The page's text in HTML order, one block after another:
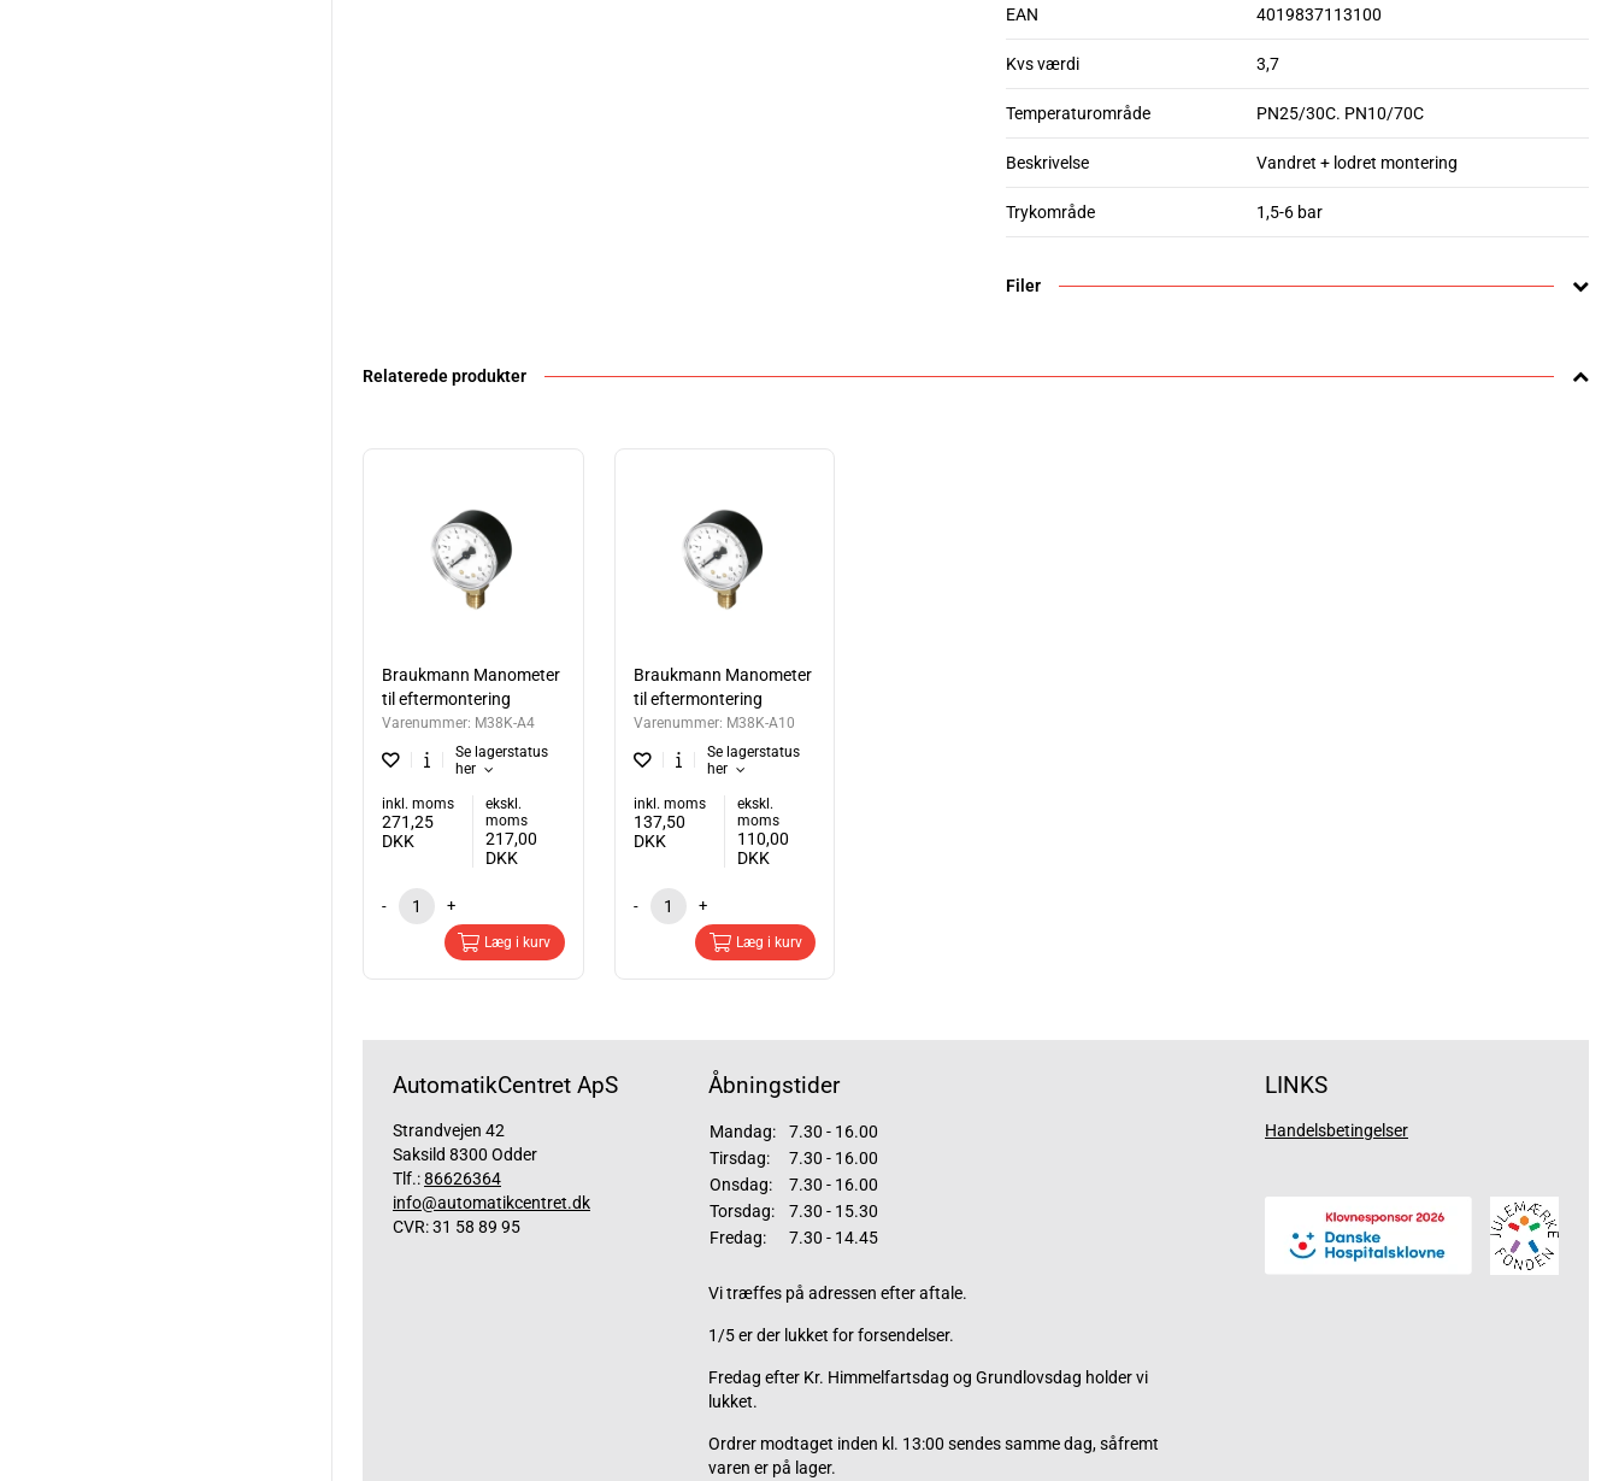
EAN 4019837113100
Kvs værdi 3,7
Temperaturområde PN25/30C. PN10/70C
Beskrivelse Vandret + lodret montering
Trykområde 1,5-6 bar
Filer
Relaterede produkter
Braukmann Manometer
til eftermontering
Varenummer: M38K-A4
Se lagerstatus
her
inkl. moms
271,25
DKK
ekskl.
moms
217,00
DKK
- +
Læg i kurv
Braukmann Manometer
til eftermontering
Varenummer: M38K-A10
Se lagerstatus
her
inkl. moms
137,50
DKK
ekskl.
moms
110,00
DKK
- +
Læg i kurv
AutomatikCentret ApS
Strandvejen 42
Saksild 8300 Odder
Tlf.:86626364
info@automatikcentret.dk
CVR: 31 58 89 95
Åbningstider
Mandag:
7.30 - 16.00
Tirsdag:
7.30 - 16.00
Onsdag:
7.30 - 16.00
Torsdag:
7.30 - 15.30
Fredag:
7.30 - 14.45
Vi træffes på adressen efter aftale.
1/5 er der lukket for forsendelser.
Fredag efter Kr. Himmelfartsdag og Grundlovsdag holder vi
lukket.
Ordrer modtaget inden kl. 13:00 sendes samme dag, såfremt
varen er på lager.
LINKS
Handelsbetingelser